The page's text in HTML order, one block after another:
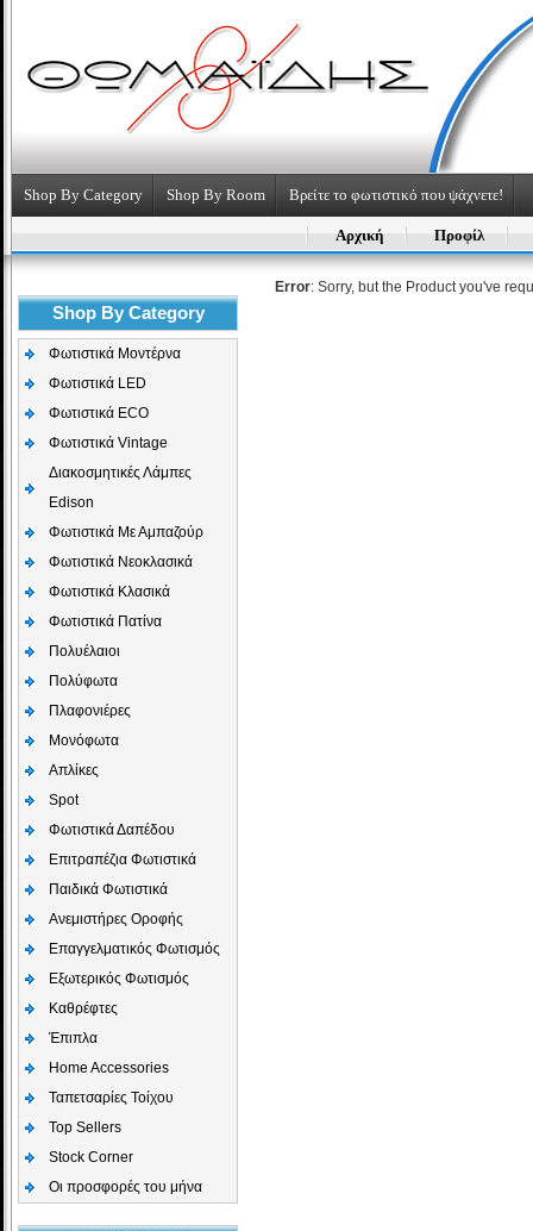
Shop By Category Shop By Room Βρείτε το φωτιστικό που ψάχνετε!
Αρχική Προφίλ
Shop By Category
Φωτιστικά Μοντέρνα
Φωτιστικά LED
Φωτιστικά ECO
Φωτιστικά Vintage
Διακοσμητικές Λάμπες
Edison
Φωτιστικά Με Αμπαζούρ
Φωτιστικά Νεοκλασικά
Φωτιστικά Κλασικά
Φωτιστικά Πατίνα
Πολυέλαιοι
Πολύφωτα
Πλαφονιέρες
Μονόφωτα
Απλίκες
Spot
Φωτιστικά Δαπέδου
Επιτραπέζια Φωτιστικά
Παιδικά Φωτιστικά
Aνεμιστήρες Οροφής
Επαγγελματικός Φωτισμός
Εξωτερικός Φωτισμός
Καθρέφτες
Έπιπλα
Home Accessories
Ταπετσαρίες Τοίχου
Top Sellers
Stock Corner
Οι προσφορές του μήνα
Error: Sorry, but the Product you've